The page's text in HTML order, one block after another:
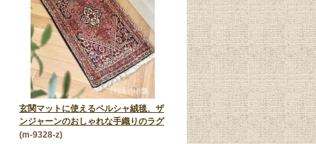
玄関マットに使えるペルシャ絨毯、ザ
ンジャーンのおしゃれな手織りのラグ
(m-9328-z)